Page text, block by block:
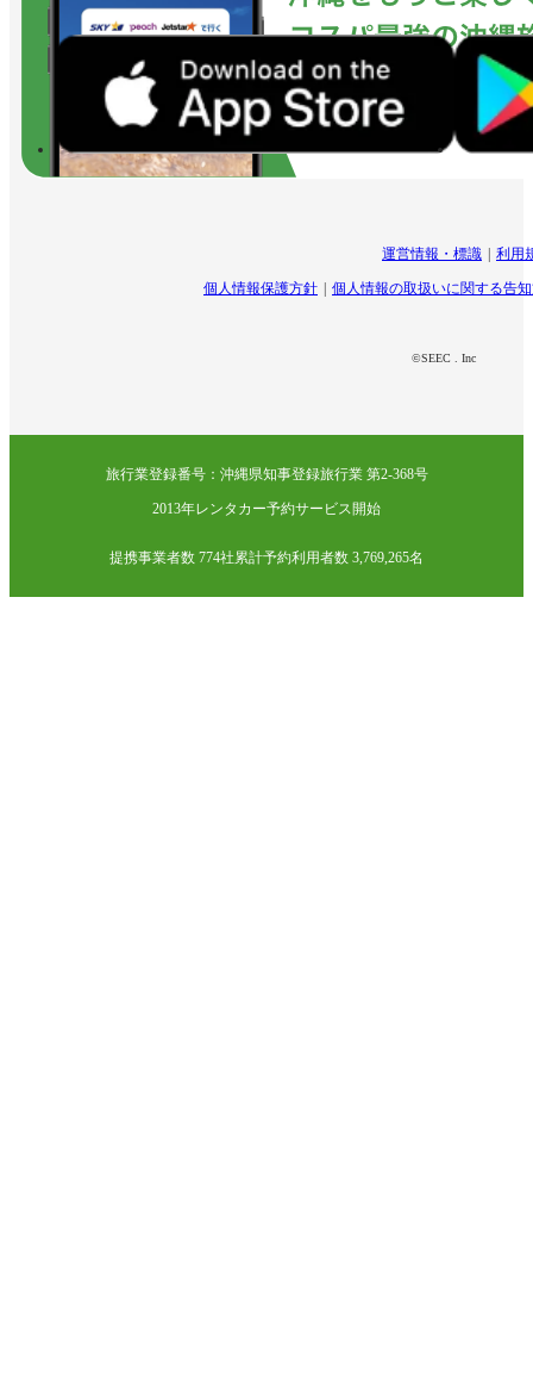
運営情報・標識 利用
個人情報保護方針 個人情報の取扱いに関する告
©SEEC . Inc
旅行業登録番号：沖縄県知事登録旅行業 第2-368号
2013年レンタカー予約サービス開始
提携事業者数 774社累計予約利用者数 3,769,265名